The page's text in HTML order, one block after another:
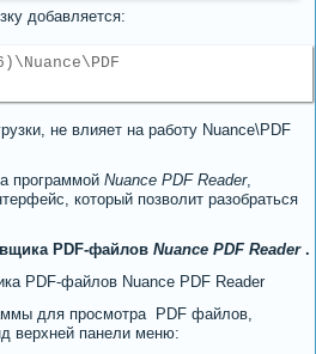
добавляется:
не влияет на работу Nuance\PDF
программой Nuance PDF Reader,
который позволит разобраться
PDF-файлов Nuance PDF Reader.
для просмотра PDF файлов,
верхней панели меню: